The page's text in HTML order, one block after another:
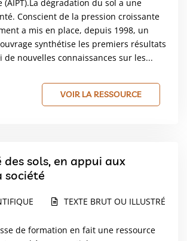
dégradation du sol a une
Conscient de la pression croissante
a mis en place, depuis 1998, un
synthétise les premiers résultats
nouvelles connaissances sur les...
VOIR LA RESSOURCE
sols, en appui aux
société
TEXTE BRUT OU ILLUSTRÉ
de formation en fait une ressource